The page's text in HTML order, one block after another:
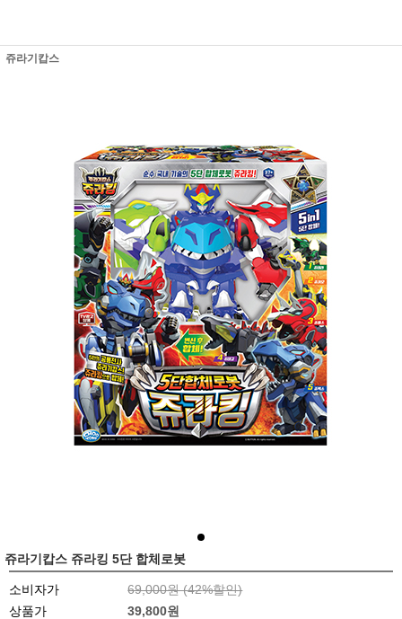
쥬라기캅스
쥬라기캅스 쥬라킹 5단 합체로봇
소비자가 69,000원 (42%할인)
상품가
39,800원